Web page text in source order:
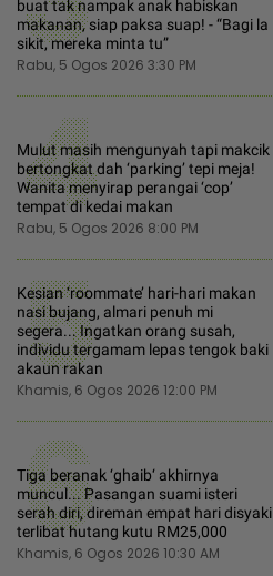
buat tak nampak anak habiskan
makanan, siap paksa suap! - “Bagi la
sikit, mereka minta tu”
Rabu, 5 Ogos 2026 3:30 PM
4
Mulut masih mengunyah tapi makcik
bertongkat dah ‘parking’ tepi meja!
Wanita menyirap perangai ‘cop’
tempat di kedai makan
Rabu, 5 Ogos 2026 8:00 PM
5
Kesian ‘roommate’ hari-hari makan
nasi bujang, almari penuh mi
segera... Ingatkan orang susah,
individu tergamam lepas tengok baki
akaun rakan
Khamis, 6 Ogos 2026 12:00 PM
6
Tiga beranak ‘ghaib‘ akhirnya
muncul... Pasangan suami isteri
serah diri, direman empat hari disyaki
terlibat hutang kutu RM25,000
Khamis, 6 Ogos 2026 10:30 AM